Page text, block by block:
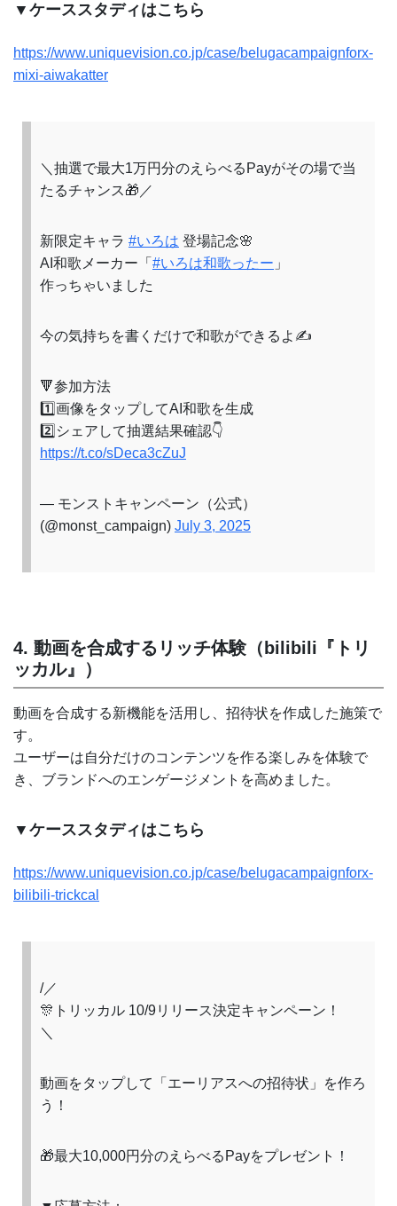
▼ケーススタディはこちら
https://www.uniquevision.co.jp/case/belugacampaignforx-
mixi-aiwakatter
＼抽選で最大1万円分のえらべるPayがその場で当
たるチャンス🎁／
新限定キャラ #いろは 登場記念🌸
AI和歌メーカー「 #いろは和歌ったー 」
作っちゃいました
今の気持ちを書くだけで和歌ができるよ✍
🔻参加方法
1️⃣画像をタップしてAI和歌を生成
2️⃣シェアして抽選結果確認👇
https://t.co/sDeca3cZuJ
— モンストキャンペーン（公式）
(@monst_campaign) July 3, 2025
4. 動画を合成するリッチ体験（bilibili『トリ
ッカル』）
動画を合成する新機能を活用し、招待状を作成した施策で
す。
ユーザーは自分だけのコンテンツを作る楽しみを体験で
き、ブランドへのエンゲージメントを高めました。
▼ケーススタディはこちら
https://www.uniquevision.co.jp/case/belugacampaignforx-
bilibili-trickcal
/／
🎊トリッカル 10/9リリース決定キャンペーン！
＼
動画をタップして「エーリアスへの招待状」を作ろ
う！
🎁最大10,000円分のえらべるPayをプレゼント！